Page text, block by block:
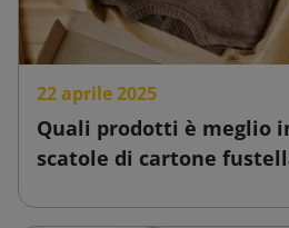
22 aprile 2025
Quali prodotti è meglio
scatole di cartone